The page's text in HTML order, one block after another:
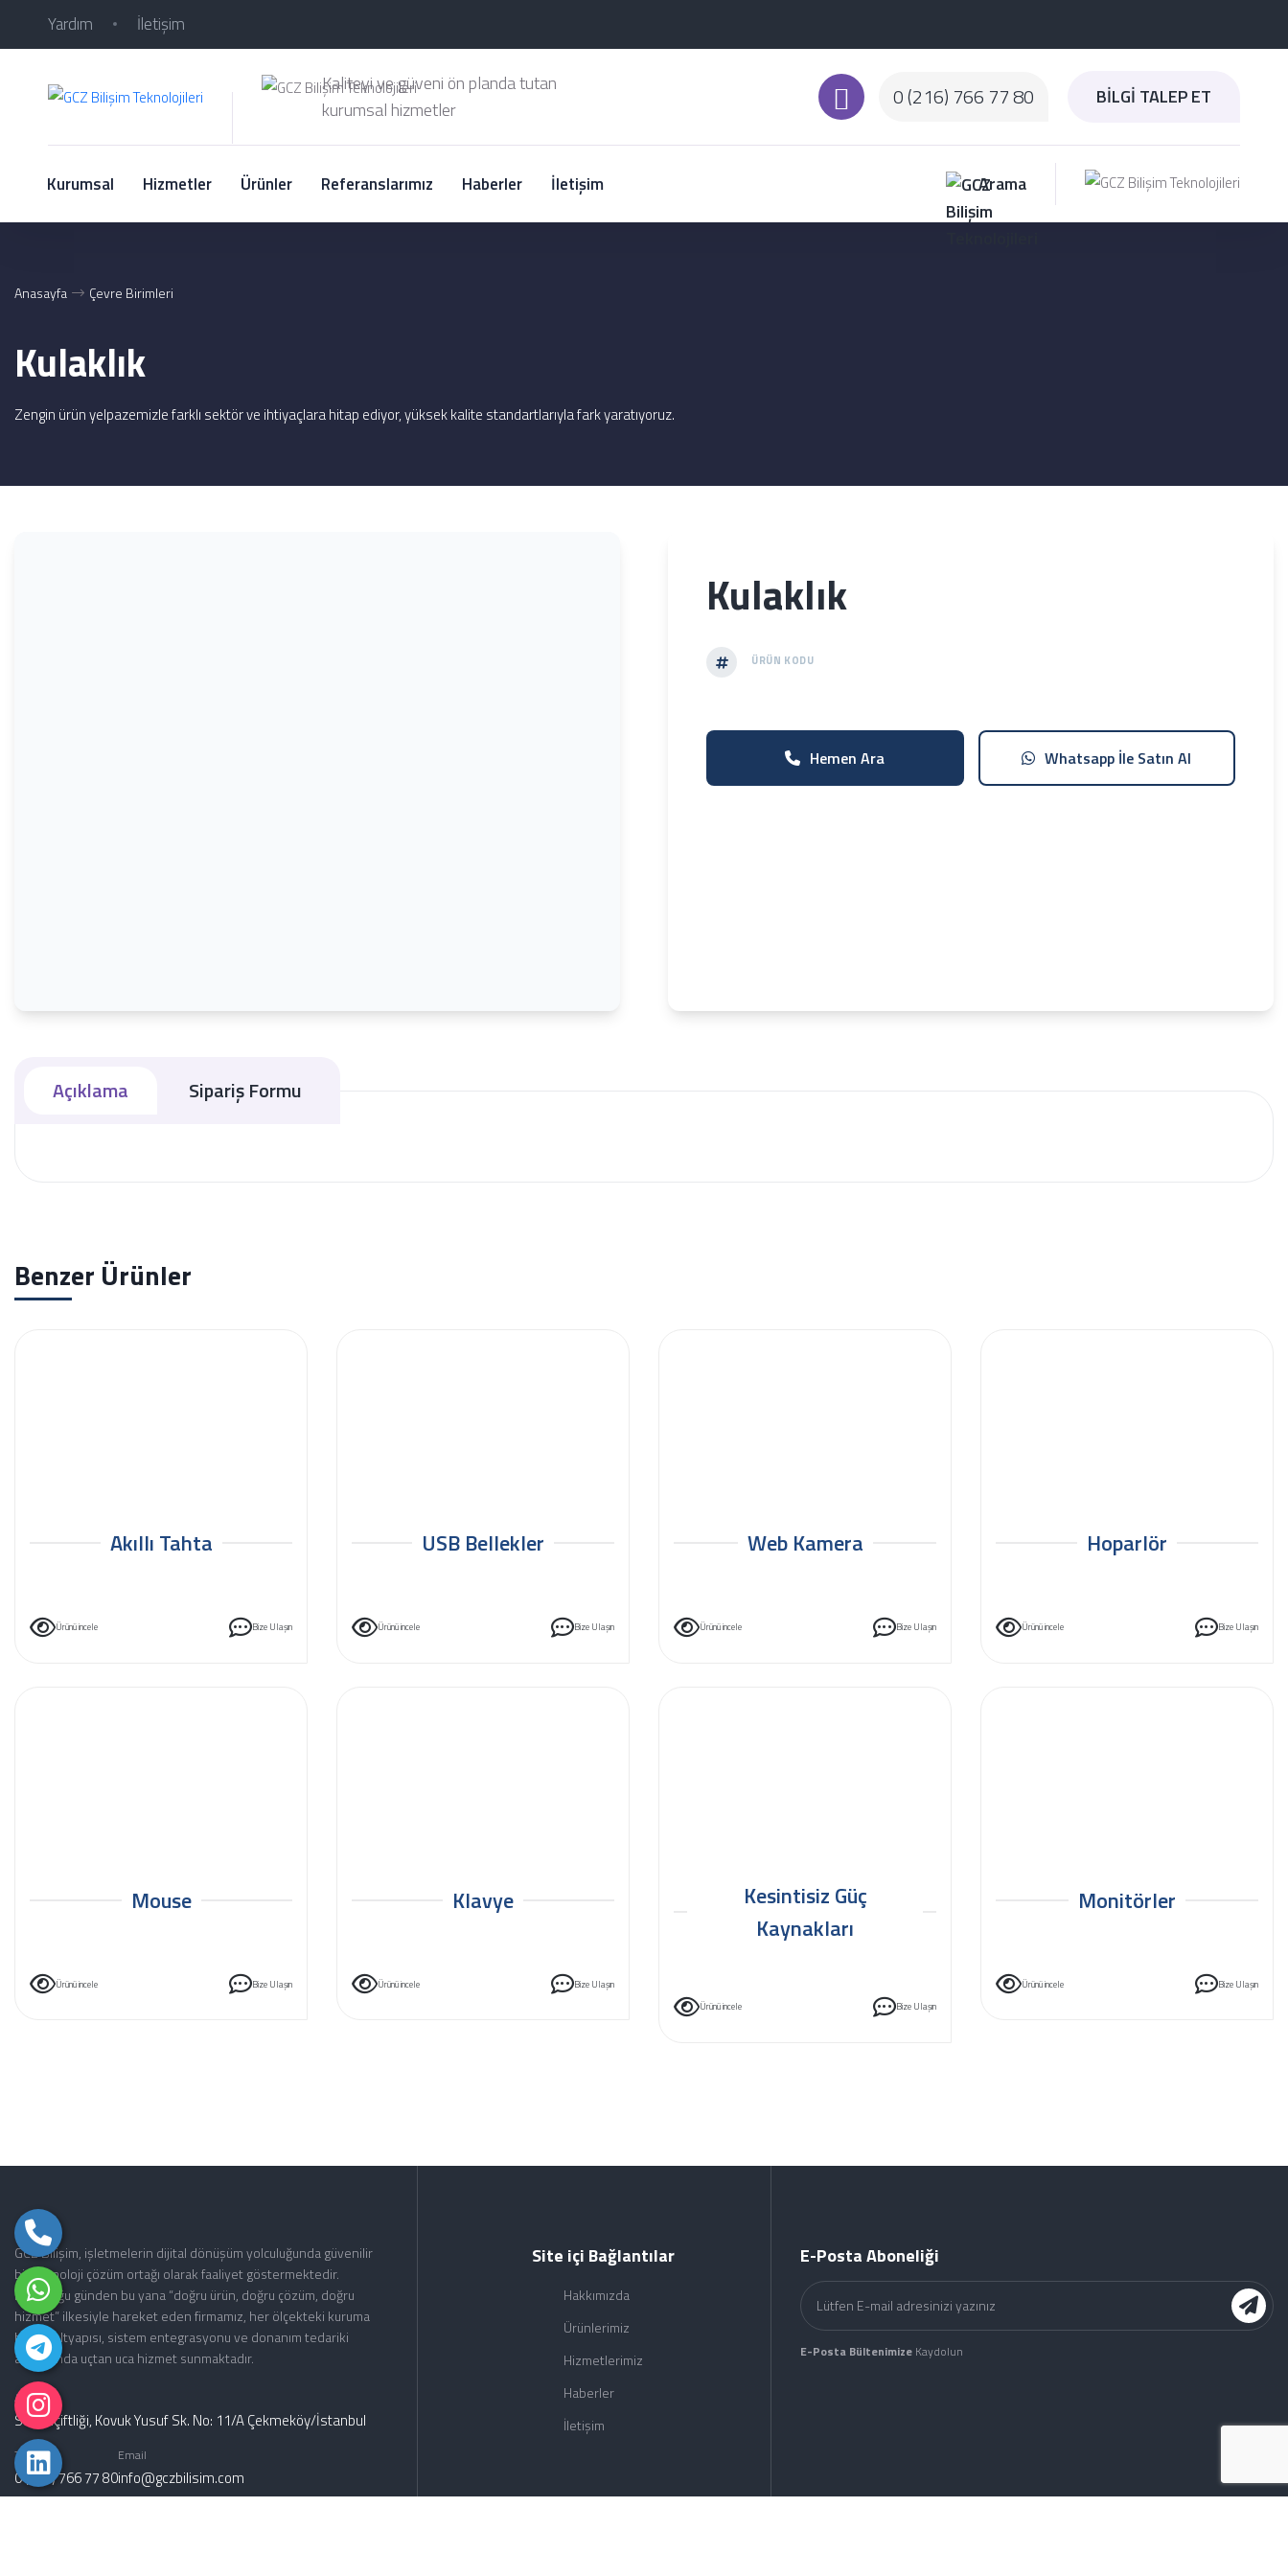
Yardım İletişim
Kaliteyi ve güveni ön planda tutan
kurumsal hizmetler
0 (216) 766 77 80 BİLGİ TALEP ET
Kurumsal Hizmetler Ürünler Referanslarımız Haberler İletişim Arama
Anasayfa Çevre Birimleri
Kulaklık
Zengin ürün yelpazemizle farklı sektör ve ihtiyaçlara hitap ediyor, yüksek kalite standartlarıyla fark yaratıyoruz.
Kulaklık
ÜRÜN KODU
Hemen Ara Whatsapp İle Satın Al
Açıklama Sipariş Formu
Benzer Ürünler
Akıllı Tahta
Ürünü incele Bize Ulaşın
USB Bellekler
Ürünü incele Bize Ulaşın
Web Kamera
Ürünü incele Bize Ulaşın
Hoparlör
Ürünü incele Bize Ulaşın
Mouse
Ürünü incele Bize Ulaşın
Klavye
Ürünü incele Bize Ulaşın
Kesintisiz Güç
Kaynakları
Ürünü incele Bize Ulaşın
Monitörler
Ürünü incele Bize Ulaşın
GCZ Bilişim, işletmelerin dijital dönüşüm yolculuğunda güvenilir
bir teknoloji çözüm ortağı olarak faaliyet göstermektedir.
Kurulduğu günden bu yana “doğru ürün, doğru çözüm, doğru
hizmet” ilkesiyle hareket eden firmamız, her ölçekteki kuruma
bilişim altyapısı, sistem entegrasyonu ve donanım tedariki
alanlarında uçtan uca hizmet sunmaktadır.
Adres
Sultançiftliği, Kovuk Yusuf Sk. No: 11/A Çekmeköy/İstanbul
Telefon
0 (216) 766 77 80
Email
info@gczbilisim.com
Site içi Bağlantılar
Hakkımızda
Ürünlerimiz
Hizmetlerimiz
Haberler
İletişim
E-Posta Aboneliği
E-Posta Bültenimize Kaydolun